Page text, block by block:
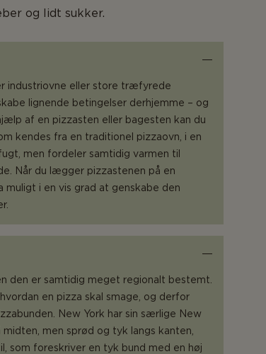
og lidt sukker.
industriovne eller store træfyrede
lignende betingelser derhjemme – og
af en pizzasten eller bagesten kan du
kendes fra en traditionel pizzaovn, i en
men fordeler samtidig varmen til
Når du lægger pizzastenen på en
muligt i en vis grad at genskabe den
den er samtidig meget regionalt bestemt.
en pizza skal smage, og derfor
New York har sin særlige New
men sprød og tyk langs kanten,
som foreskriver en tyk bund med en høj